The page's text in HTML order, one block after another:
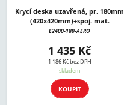
Krycí deska uzavřená, pr. 180mm
(420x420mm)+spoj. mat.
E2400-180-AERO
1 435 Kč
1 186 Kč bez DPH
skladem
KOUPIT